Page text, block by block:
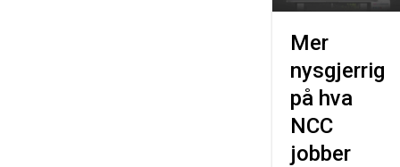
Mer
nysgjerrig
på hva
NCC
jobber